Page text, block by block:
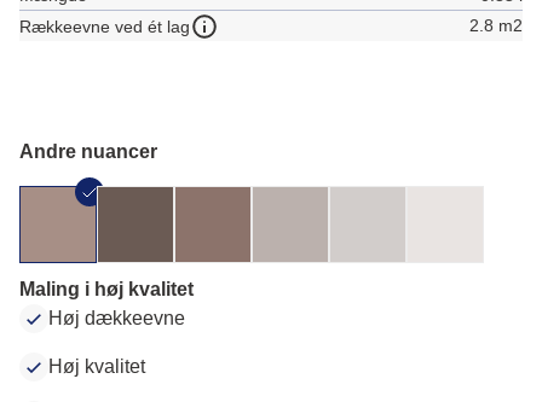
Rækkeevne ved ét lag
2.8 m2
Andre nuancer
Maling i høj kvalitet
Høj dækkeevne
Høj kvalitet